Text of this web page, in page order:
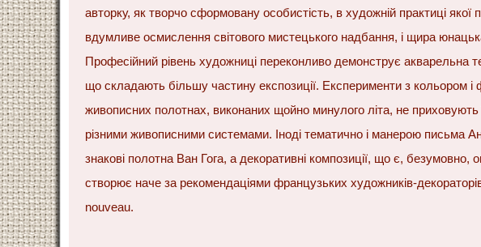
авторку, як творчо сформовану особистість, в художній практиці якої
вдумливе осмислення світового мистецького надбання, і щира
Професійний рівень художниці переконливо демонструє акварельна
що складають більшу частину експозиції. Експерименти з кольором і
живописних полотнах, виконаних щойно минулого літа, не приховують
різними живописними системами. Іноді тематично і манерою письма
знакові полотна Ван Гога, а декоративні композиції, що є, безумовно,
створює наче за рекомендаціями французьких художників-
nouveau.